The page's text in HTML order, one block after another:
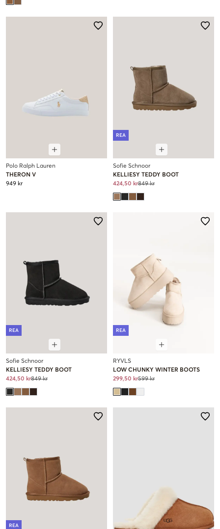
Polo Ralph Lauren
THERON V
949 kr
REA
Sofie Schnoor
KELLIESY TEDDY BOOT
424,50 kr849 kr
REA
Sofie Schnoor
KELLIESY TEDDY BOOT
424,50 kr849 kr
REA
RYVLS
LOW CHUNKY WINTER BOOTS
299,50 kr599 kr
REA